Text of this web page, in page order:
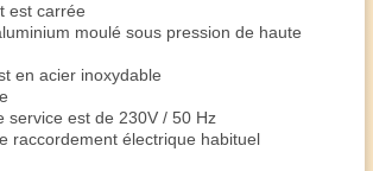
est carrée
moulé sous pression de haute
en acier inoxydable
service est de 230V / 50 Hz
raccordement électrique habituel